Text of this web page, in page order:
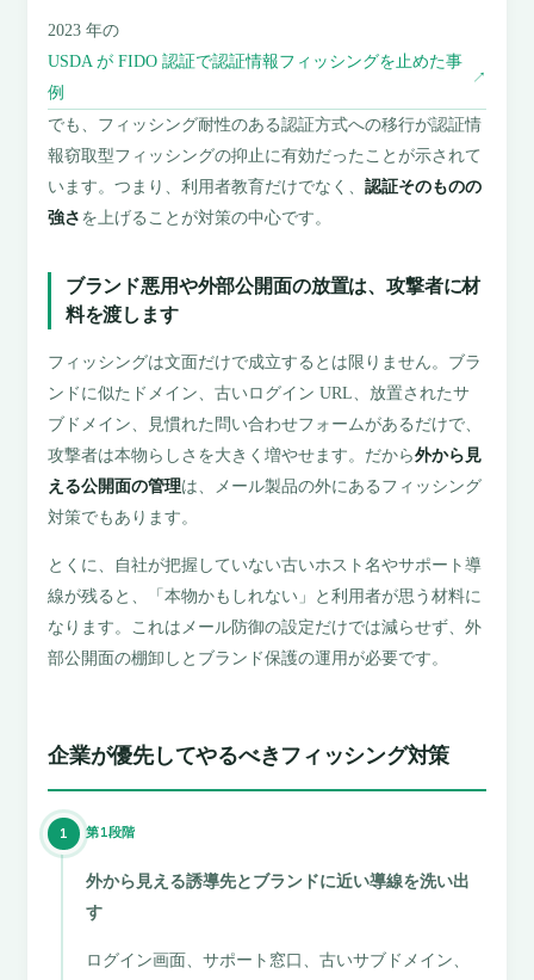
2023 年の
USDA が FIDO 認証で認証情報フィッシングを止めた事
例
↗
でも、フィッシング耐性のある認証方式への移行が認証情
報窃取型フィッシングの抑止に有効だったことが示されて
います。つまり、利用者教育だけでなく、認証そのものの
強さ を上げることが対策の中心です。
ブランド悪用や外部公開面の放置は、攻撃者に材
料を渡します
フィッシングは文面だけで成立するとは限りません。ブラ
ンドに似たドメイン、古いログイン URL、放置されたサ
ブドメイン、見慣れた問い合わせフォームがあるだけで、
攻撃者は本物らしさを大きく増やせます。だから外から見
える公開面の管理は、メール製品の外にあるフィッシング
対策でもあります。
とくに、自社が把握していない古いホスト名やサポート導
線が残ると、「本物かもしれない」と利用者が思う材料に
なります。これはメール防御の設定だけでは減らせず、外
部公開面の棚卸しとブランド保護の運用が必要です。
企業が優先してやるべきフィッシング対策
1 第1段階
外から見える誘導先とブランドに近い導線を洗い出
す
ログイン画面、サポート窓口、古いサブドメイン、